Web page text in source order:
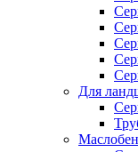
Для